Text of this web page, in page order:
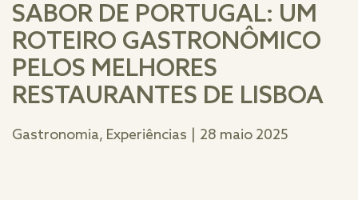
SABOR DE PORTUGAL: UM
ROTEIRO GASTRONÔMICO
PELOS MELHORES
RESTAURANTES DE LISBOA
Gastronomia, Experiências 28 maio 2025